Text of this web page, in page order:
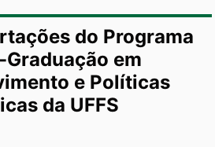
do Programa
Graduação em
e Políticas
da UFFS